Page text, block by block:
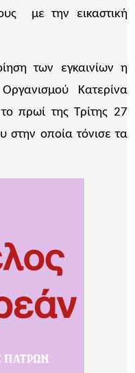
με την εικαστική
των εγκαινίων η
Κατερίνα
πρωί της Τρίτης 27
στην οποία τόνισε τα